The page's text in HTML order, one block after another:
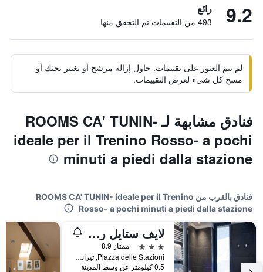
9.2 رائع
493 من التقييمات تم التحقق منها
لم يتم العثور على تقييمات. حاول إزالة مرشح أو تغيير بحثك أو
مسح كل شيء لعرض التقييمات.
فنادق مشابهة لـ ROOMS CA' TUNIN-
ideale per il Trenino Rosso- a pochi
minuti a piedi dalla stazione
فنادق بالقرب من ROOMS CA' TUNIN- ideale per il Trenino
Rosso- a pochi minuti a piedi dalla stazione
لايف ستايل روم بيناريو زيرو
3 نجوم
ممتاز 8.9
Piazza delle Stazioni, تيرانو, مقاطعة سوندريو, إيطاليا
0.5 كيلومتر عن وسط المدينة